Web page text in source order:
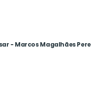
- Marcos Magalhães